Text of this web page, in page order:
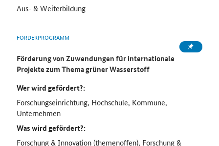
Aus- & Weiterbildung
FÖRDERPROGRAMM
Förderung von Zuwendungen für internationale
Projekte zum Thema grüner Wasserstoff
Wer wird gefördert?:
Forschungseinrichtung, Hochschule, Kommune,
Unternehmen
Was wird gefördert?:
Forschung & Innovation (themenoffen), Forschung &